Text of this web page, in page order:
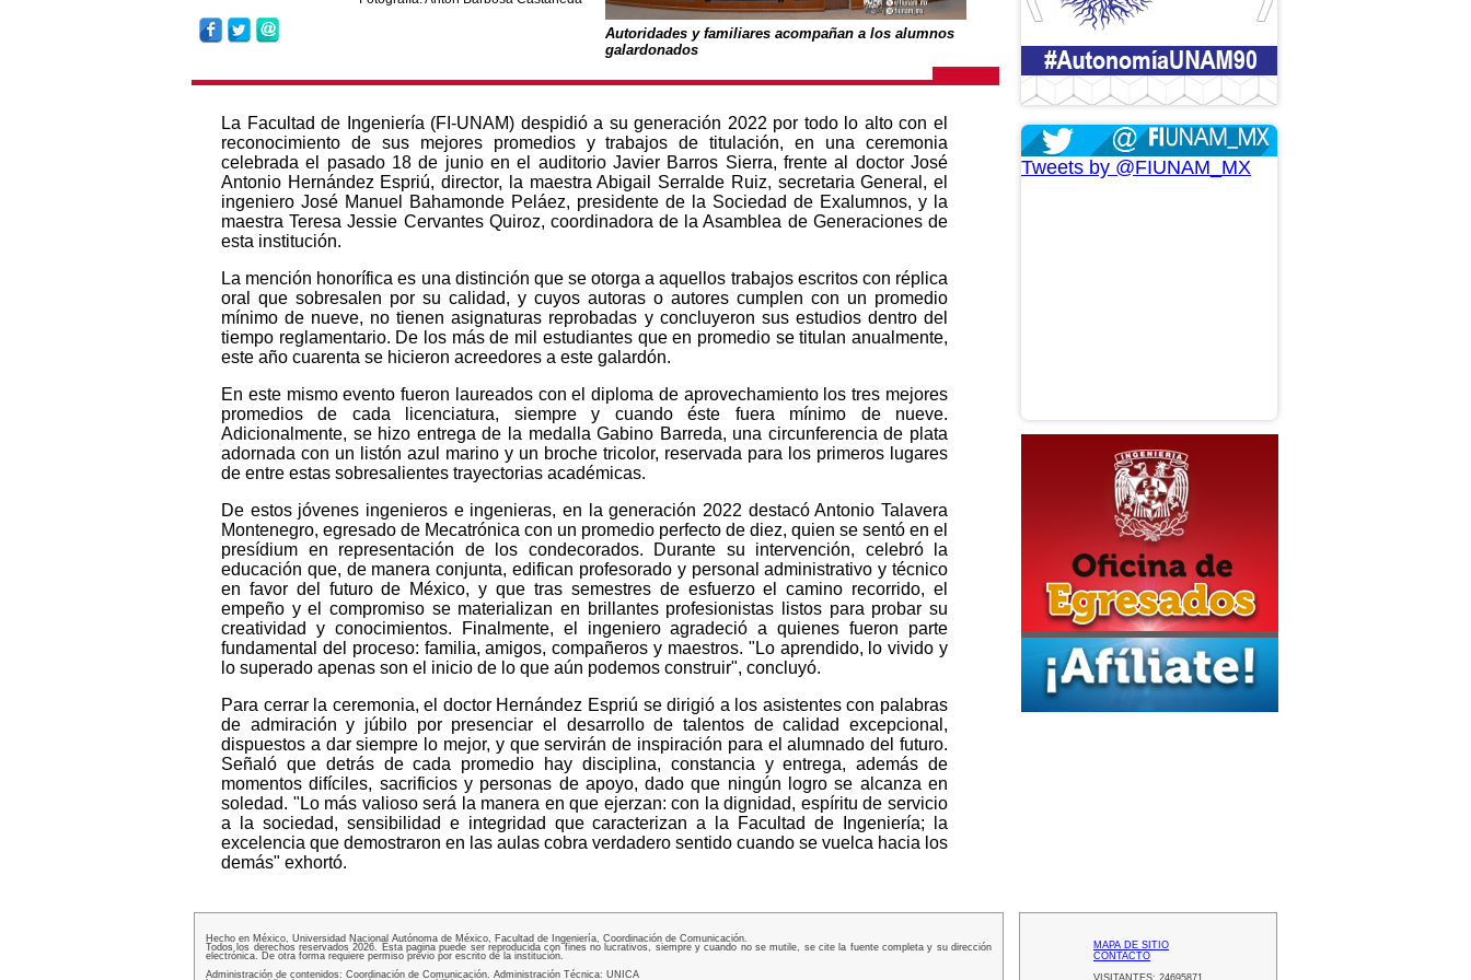
Autoridades y familiares acompañan a los alumnos
galardonados
La Facultad de Ingeniería (FI-UNAM) despidió a su generación 2022 por todo lo alto con el
reconocimiento de sus mejores promedios y trabajos de titulación, en una ceremonia
celebrada el pasado 18 de junio en el auditorio Javier Barros Sierra, frente al doctor José
Antonio Hernández Espriú, director, la maestra Abigail Serralde Ruiz, secretaria General, el
ingeniero José Manuel Bahamonde Peláez, presidente de la Sociedad de Exalumnos, y la
maestra Teresa Jessie Cervantes Quiroz, coordinadora de la Asamblea de Generaciones de
esta institución.
La mención honorífica es una distinción que se otorga a aquellos trabajos escritos con réplica
oral que sobresalen por su calidad, y cuyos autoras o autores cumplen con un promedio
mínimo de nueve, no tienen asignaturas reprobadas y concluyeron sus estudios dentro del
tiempo reglamentario. De los más de mil estudiantes que en promedio se titulan anualmente,
este año cuarenta se hicieron acreedores a este galardón.
En este mismo evento fueron laureados con el diploma de aprovechamiento los tres mejores
promedios de cada licenciatura, siempre y cuando éste fuera mínimo de nueve.
Adicionalmente, se hizo entrega de la medalla Gabino Barreda, una circunferencia de plata
adornada con un listón azul marino y un broche tricolor, reservada para los primeros lugares
de entre estas sobresalientes trayectorias académicas.
De estos jóvenes ingenieros e ingenieras, en la generación 2022 destacó Antonio Talavera
Montenegro, egresado de Mecatrónica con un promedio perfecto de diez, quien se sentó en el
presídium en representación de los condecorados. Durante su intervención, celebró la
educación que, de manera conjunta, edifican profesorado y personal administrativo y técnico
en favor del futuro de México, y que tras semestres de esfuerzo el camino recorrido, el
empeño y el compromiso se materializan en brillantes profesionistas listos para probar su
creatividad y conocimientos. Finalmente, el ingeniero agradeció a quienes fueron parte
fundamental del proceso: familia, amigos, compañeros y maestros. "Lo aprendido, lo vivido y
lo superado apenas son el inicio de lo que aún podemos construir", concluyó.
Para cerrar la ceremonia, el doctor Hernández Espriú se dirigió a los asistentes con palabras
de admiración y júbilo por presenciar el desarrollo de talentos de calidad excepcional,
dispuestos a dar siempre lo mejor, y que servirán de inspiración para el alumnado del futuro.
Señaló que detrás de cada promedio hay disciplina, constancia y entrega, además de
momentos difíciles, sacrificios y personas de apoyo, dado que ningún logro se alcanza en
soledad. "Lo más valioso será la manera en que ejerzan: con la dignidad, espíritu de servicio
a la sociedad, sensibilidad e integridad que caracterizan a la Facultad de Ingeniería; la
excelencia que demostraron en las aulas cobra verdadero sentido cuando se vuelca hacia los
demás" exhortó.
Tweets by @FIUNAM_MX
Hecho en México, Universidad Nacional Autónoma de México, Facultad de Ingeniería, Coordinación de Comunicación.
Todos los derechos reservados 2026. Esta pagina puede ser reproducida con fines no lucrativos, siempre y cuando no se mutile, se cite la fuente completa y su dirección
electrónica. De otra forma requiere permiso previo por escrito de la institución.
Administración de contenidos: Coordinación de Comunicación. Administración Técnica: UNICA
MAPA DE SITIO
CONTACTO
VISITANTES: 24695871